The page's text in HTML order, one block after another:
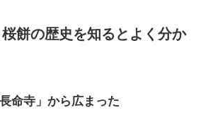
餅の歴史を知るとよく分か
命寺」から広まった